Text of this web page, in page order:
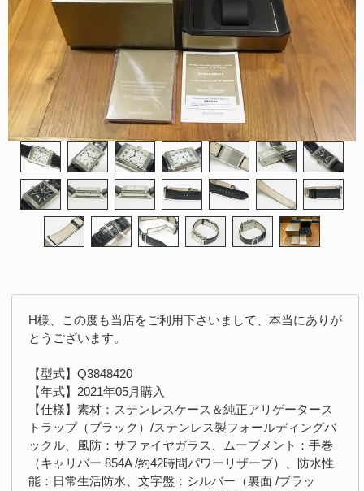
H様、この度も当店をご利用下さいまして、本当にありが
とうございます。
【型式】Q3848420
【年式】2021年05月購入
【仕様】素材：ステンレスケース＆純正アリゲータース
トラップ（ブラック）/ステンレス製フォールディングバ
ックル、風防：サファイヤガラス、ムーブメント：手巻
（キャリバー 854A /約42時間パワーリザーブ）、防水性
能：日常生活防水、文字盤：シルバー（裏面 /ブラッ